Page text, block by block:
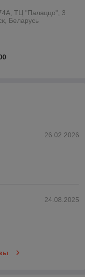
ТЦ "Палаццо", 3
Беларусь
26.02.2026
24.08.2025